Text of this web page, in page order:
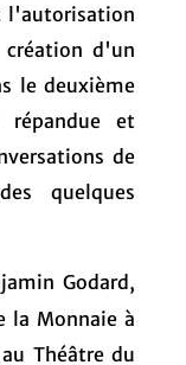
l'autorisation
d'un
le deuxième
répandue et
de
quelques
Godard,
la Monnaie à
Théâtre du